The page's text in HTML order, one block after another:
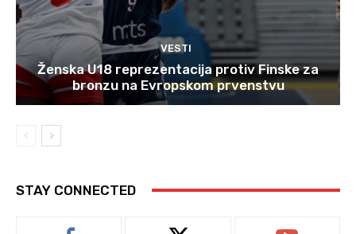
VESTI
Ženska U18 reprezentacija protiv Finske za
bronzu na Evropskom prvenstvu
STAY CONNECTED